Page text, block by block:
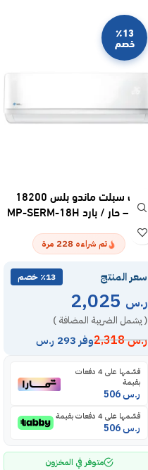
٪13
خصم
مكيف سبلت ماندو بلس 18200
وحدة – حار / بارد MP-SERM-18H
تم شراءه 228 مرة
سعر المنتج ٪13 خصم
ر.س
( يشمل الضريبة المضافة )
ر.س2,318 وفر 293 ر.س
قسّمها على 4 دفعات
بقيمة
ر.س
قسّمها على 4 دفعات بقيمة
ر.س
متوفر في المخزون